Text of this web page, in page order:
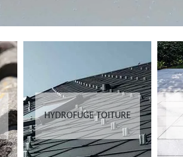
HYDROFUGE TOITURE